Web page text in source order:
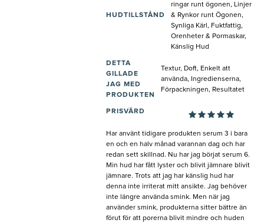
HUDTILLSTÅND
ringar runt ögonen, Linjer
& Rynkor runt Ögonen,
Synliga Kärl, Fuktfattig,
Orenheter & Pormaskar,
Känslig Hud
DETTA
GILLADE
JAG MED
PRODUKTEN
Textur, Doft, Enkelt att
använda, Ingredienserna,
Förpackningen, Resultatet
PRISVÄRD
Har använt tidigare produkten serum 3 i bara
en och en halv månad varannan dag och har
redan sett skillnad. Nu har jag börjat serum 6.
Min hud har fått lyster och blivit jämnare blivit
jämnare. Trots att jag har känslig hud har
denna inte irriterat mitt ansikte. Jag behöver
inte längre använda smink. Men när jag
använder smink, produkterna sitter bättre än
förut för att porerna blivit mindre och huden